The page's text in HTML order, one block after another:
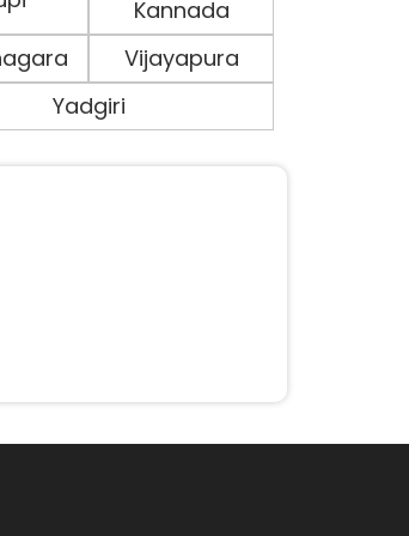
Kannada
Vijayapura
Yadgiri